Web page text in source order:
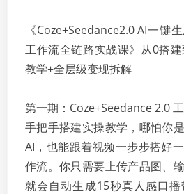
《Coze+Seedance2.0 AI一键
工作流全链路实战课》从0搭
教学+全层级变现拆解
第一期：Coze+Seedance 2.0
手把手搭建实操教学，哪怕你
AI，也能跟着视频一步步搭好
作流。你只需要上传产品图、
就会自动生成15秒真人感口